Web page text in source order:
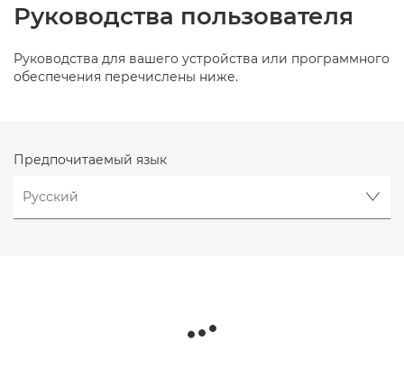
Руководства пользователя
Руководства для вашего устройства или программного
обеспечения перечислены ниже.
Предпочитаемый язык